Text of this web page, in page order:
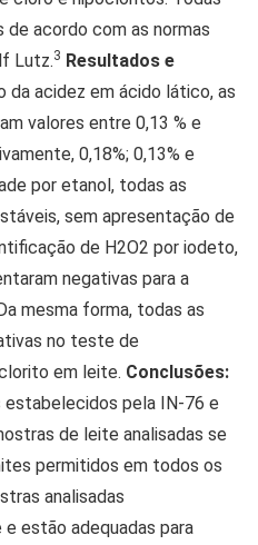
de acordo com as normas
Lutz.3 Resultados e
da acidez em ácido lático, as
valores entre 0,13 % e
0,18%; 0,13% e
por etanol, todas as
sem apresentação de
de H2O2 por iodeto,
negativas para a
mesma forma, todas as
no teste de
em leite. Conclusões:
estabelecidos pela IN-76 e
de leite analisadas se
permitidos em todos os
analisadas
estão adequadas para